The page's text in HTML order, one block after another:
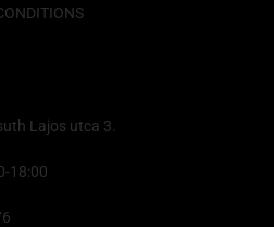
Lajos utca 3.
18:00